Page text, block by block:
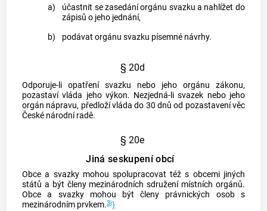
a)
účastnit se zasedání orgánu svazku a nahlížet do
zápisů o jeho jednání,
b)
podávat orgánu svazku písemné návrhy.
§ 20d
Odporuje-li opatření svazku nebo jeho orgánu zákonu,
pozastaví vláda jeho výkon. Nezjedná-li svazek nebo jeho
orgán nápravu, předloží vláda do 30 dnů od pozastavení věc
České národní radě.
§ 20e
Jiná seskupení obcí
Obce a svazky mohou spolupracovat též s obcemijiných
států a být členy mezinárodních sdružení místních orgánů.
Obce a svazky mohou být členy právnických osob s
mezinárodním prvkem.3j)